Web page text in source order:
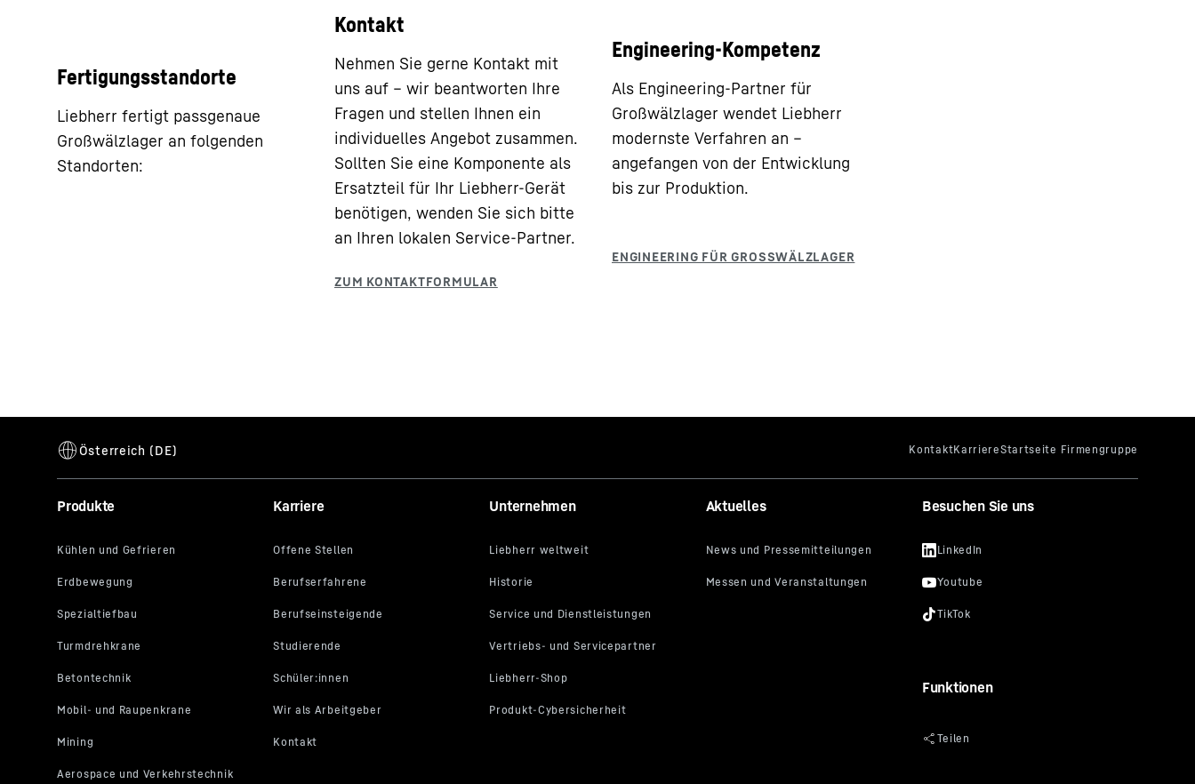
Fertigungsstandorte
Liebherr fertigt passgenaue
Großwälzlager an folgenden
Standorten:
Kontakt
Nehmen Sie gerne Kontakt mit
uns auf – wir beantworten Ihre
Fragen und stellen Ihnen ein
individuelles Angebot zusammen.
Sollten Sie eine Komponente als
Ersatzteil für Ihr Liebherr-Gerät
benötigen, wenden Sie sich bitte
an Ihren lokalen Service-Partner.
Engineering-Kompetenz
Als Engineering-Partner für
Großwälzlager wendet Liebherr
modernste Verfahren an –
angefangen von der Entwicklung
bis zur Produktion.
Produkte Karriere Unternehmen Aktuelles Besuchen Sie uns
Funktionen